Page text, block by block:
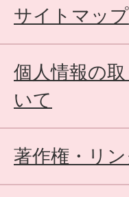
サイトマップ
個人情報の
いて
著作権・リン